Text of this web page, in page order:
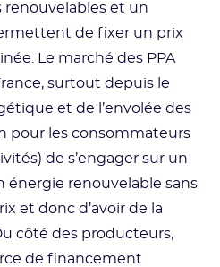
renouvelables et un
de fixer un prix
Le marché des PPA
surtout depuis le
et de l’envolée des
pour les consommateurs
de s’engager sur un
énergie renouvelable sans
et donc d’avoir de la
côté des producteurs,
de financement